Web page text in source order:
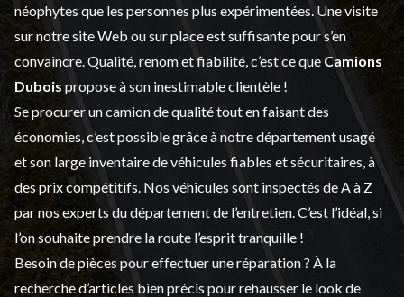
néophytes que les personnes plus expérimentées. Une visite
sur notre site Web ou sur place est suffisante pour s’en
convaincre. Qualité, renom et fiabilité, c’est ce que Camions
Dubois propose à son inestimable clientèle !
Se procurer un camion de qualité tout en faisant des
économies, c’est possible grâce à notredépartement usagé
et son large inventaire de véhicules fiables et sécuritaires, à
des prix compétitifs. Nos véhicules sont inspectés de A à Z
par nos experts du département de l’entretien . C’est l’idéal, si
l’on souhaite prendre la route l’esprit tranquille !
Besoin de pièces pour effectuer une réparation ? À la
recherche d’articles bien précis pour rehausser le look de